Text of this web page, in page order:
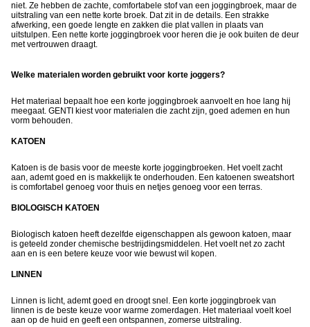
niet. Ze hebben de zachte, comfortabele stof van een joggingbroek, maar de
uitstraling van een nette korte broek. Dat zit in de details. Een strakke
afwerking, een goede lengte en zakken die plat vallen in plaats van
uitstulpen. Een nette korte joggingbroek voor heren die je ook buiten de deur
met vertrouwen draagt.
Welke materialen worden gebruikt voor korte joggers?
Het materiaal bepaalt hoe een korte joggingbroek aanvoelt en hoe lang hij
meegaat. GENTI kiest voor materialen die zacht zijn, goed ademen en hun
vorm behouden.
KATOEN
Katoen is de basis voor de meeste korte joggingbroeken. Het voelt zacht
aan, ademt goed en is makkelijk te onderhouden. Een katoenen sweatshort
is comfortabel genoeg voor thuis en netjes genoeg voor een terras.
BIOLOGISCH KATOEN
Biologisch katoen heeft dezelfde eigenschappen als gewoon katoen, maar
is geteeld zonder chemische bestrijdingsmiddelen. Het voelt net zo zacht
aan en is een betere keuze voor wie bewust wil kopen.
LINNEN
Linnen is licht, ademt goed en droogt snel. Een korte joggingbroek van
linnen is de beste keuze voor warme zomerdagen. Het materiaal voelt koel
aan op de huid en geeft een ontspannen, zomerse uitstraling.